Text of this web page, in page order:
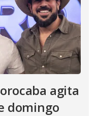
agita
domingo